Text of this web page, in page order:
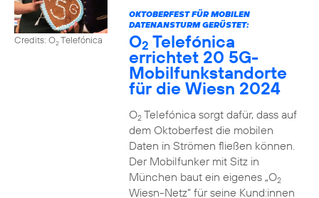
Credits: O2Telefónica
OKTOBERFEST FÜR MOBILEN
DATENANSTURM GERÜSTET:
O2 Telefónica
errichtet 20 5G-
Mobilfunkstandorte
für die Wiesn 2024
O2Telefónica sorgt dafür, dass auf
dem Oktoberfest die mobilen
Daten in Strömen fließen können.
Der Mobilfunker mit Sitz in
München baut ein eigenes „O2
Wiesn-Netz“ für seine Kund:innen